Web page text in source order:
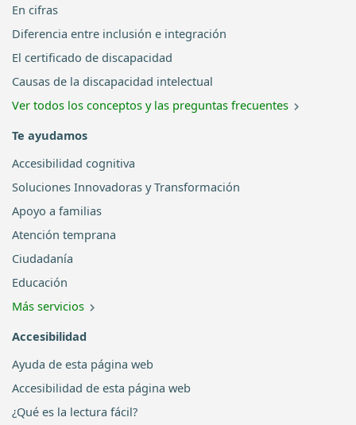
En cifras
Diferencia entre inclusión e integración
El certificado de discapacidad
Causas de la discapacidad intelectual
Ver todos los conceptos y las preguntas frecuentes
Te ayudamos
Accesibilidad cognitiva
Soluciones Innovadoras y Transformación
Apoyo a familias
Atención temprana
Ciudadanía
Educación
Más servicios
Accesibilidad
Ayuda de esta página web
Accesibilidad de esta página web
¿Qué es la lectura fácil?